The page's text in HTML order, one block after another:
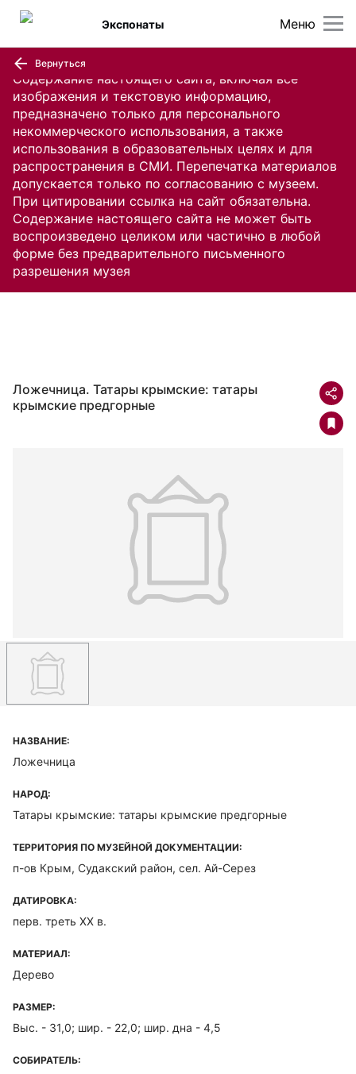
Содержание настоящего сайта, включая все
изображения и текстовую информацию,
предназначено только для персонального
некоммерческого использования, а также
использования в образовательных целях и для
распространения в СМИ. Перепечатка материалов
допускается только по согласованию с музеем.
При цитировании ссылка на сайт обязательна.
Содержание настоящего сайта не может быть
воспроизведено целиком или частично в любой
форме без предварительного письменного
разрешения музея
Меню
Экспонаты
Вернуться
Ложечница. Татары крымские: татары
крымские предгорные
НАЗВАНИЕ:
Ложечница
НАРОД:
Татары крымские: татары крымские предгорные
ТЕРРИТОРИЯ ПО МУЗЕЙНОЙ ДОКУМЕНТАЦИИ:
п-ов Крым, Судакский район, сел. Ай-Серез
ДАТИРОВКА:
перв. треть XX в.
МАТЕРИАЛ:
Дерево
РАЗМЕР:
Выс. - 31,0; шир. - 22,0; шир. дна - 4,5
СОБИРАТЕЛЬ: